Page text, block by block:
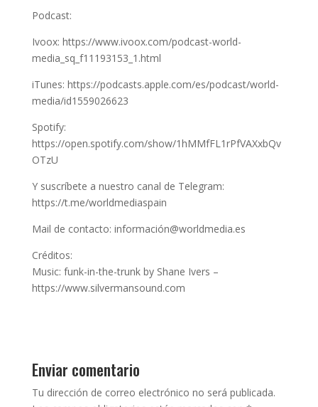
Podcast:
Ivoox: https://www.ivoox.com/podcast-world-
media_sq_f11193153_1.html
iTunes: https://podcasts.apple.com/es/podcast/world-
media/id1559026623
Spotify:
https://open.spotify.com/show/1hMMfFL1rPfVAXxbQv
OTzU
Y suscríbete a nuestro canal de Telegram:
https://t.me/worldmediaspain
Mail de contacto: información@worldmedia.es
Créditos:
Music: funk-in-the-trunk by Shane Ivers –
https://www.silvermansound.com
Enviar comentario
Tu dirección de correo electrónico no será publicada.